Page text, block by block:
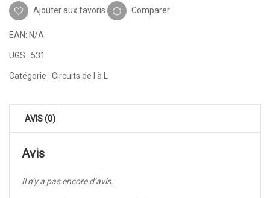
Ajouter aux favoris Comparer
EAN: N/A
UGS : 531
Catégorie : Circuits de I à L
AVIS (0)
Avis
Il n’y a pas encore d’avis.